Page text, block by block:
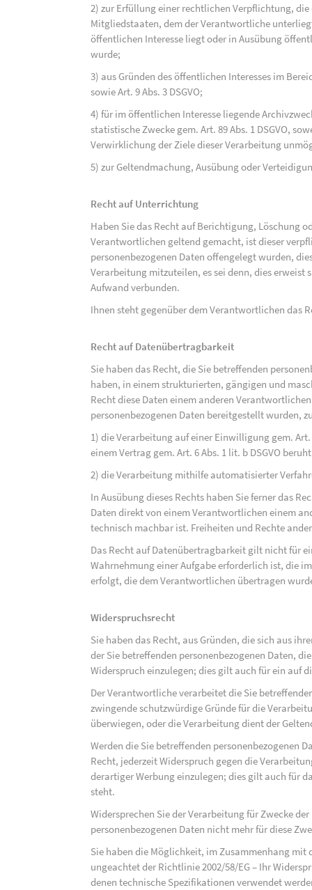
2) zur Erfüllung einer rechtlichen Verpflichtung,
Mitgliedstaaten, dem der Verantwortliche
öffentlichen Interesse liegt oder in Ausübung
wurde;
3) aus Gründen des öffentlichen Interesses im
sowie Art. 9 Abs. 3 DSGVO;
4) für im öffentlichen Interesse liegende
statistische Zwecke gem. Art. 89 Abs. 1 DSGVO,
Verwirklichung der Ziele dieser Verarbeitung
5) zur Geltendmachung, Ausübung oder
Recht auf Unterrichtung
Haben Sie das Recht auf Berichtigung, Löschung
Verantwortlichen geltend gemacht, ist dieser
personenbezogenen Daten offengelegt wurden,
Verarbeitung mitzuteilen, es sei denn, dies
Aufwand verbunden.
Ihnen steht gegenüber dem Verantwortlichen das
Recht auf Datenübertragbarkeit
Sie haben das Recht, die Sie betreffenden
haben, in einem strukturierten, gängigen und
Recht diese Daten einem anderen
personenbezogenen Daten bereitgestellt wurden,
1) die Verarbeitung auf einer Einwilligung gem. Art.
einem Vertrag gem. Art. 6 Abs. 1 lit. b DSGVO
2) die Verarbeitung mithilfe automatisierter
In Ausübung dieses Rechts haben Sie ferner das
Daten direkt von einem Verantwortlichen einem
technisch machbar ist. Freiheiten und Rechte
Das Recht auf Datenübertragbarkeit gilt nicht für
Wahrnehmung einer Aufgabe erforderlich ist, die
erfolgt, die dem Verantwortlichen übertragen
Widerspruchsrecht
Sie haben das Recht, aus Gründen, die sich aus
der Sie betreffenden personenbezogenen Daten,
Widerspruch einzulegen; dies gilt auch für ein auf
Der Verantwortliche verarbeitet die Sie
zwingende schutzwürdige Gründe für die
überwiegen, oder die Verarbeitung dient der
Werden die Sie betreffenden personenbezogenen
Recht, jederzeit Widerspruch gegen die
derartiger Werbung einzulegen; dies gilt auch für
steht.
Widersprechen Sie der Verarbeitung für Zwecke
personenbezogenen Daten nicht mehr für diese
Sie haben die Möglichkeit, im Zusammenhang
ungeachtet der Richtlinie 2002/58/EG – Ihr
denen technische Spezifikationen verwendet